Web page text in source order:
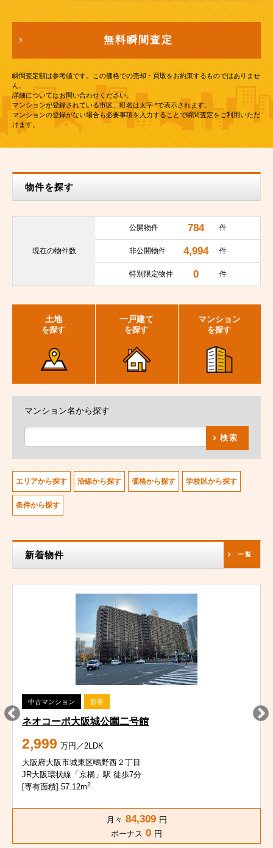
無料瞬間査定
瞬間査定額は参考値です。この価格での売却・買取をお約束するものではありませ
ん。
詳細についてはお問い合わせください。
マンションが登録されている市区、町名は太字 *で表示されます。
マンションの登録がない場合も必要事項を入力することで瞬間査定をご利用いただ
けます。
物件を探す
現在の物件数
公開物件 784 件
非公開物件 4,994 件
特別限定物件 0 件
土地
を探す
一戸建て
を探す
マンション
を探す
マンション名から探す
検索
エリアから探す 沿線から探す 価格から探す 学校区から探す
条件から探す
新着物件 一覧
中古マンション 新着
ネオコーポ大阪城公園二号館
2,999 万円／2LDK
大阪府大阪市城東区鴫野西２丁目
JR大阪環状線「京橋」駅 徒歩7分
[専有面積] 57.12m2
月々 84,309 円
ボーナス 0 円